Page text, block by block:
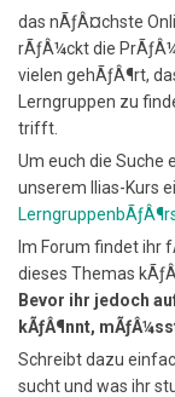
das nÃƒÂ¤chste
rÃƒÂ¼ckt die
vielen gehÃƒÂ¶rt,
Lerngruppen zu
trifft.
Um euch die Suche
unserem Ilias-Kurs
Im Forum findet ihr
dieses Themas
Bevor ihr jedoch
kÃƒÂ¶nnt,
Schreibt dazu
sucht und was ihr